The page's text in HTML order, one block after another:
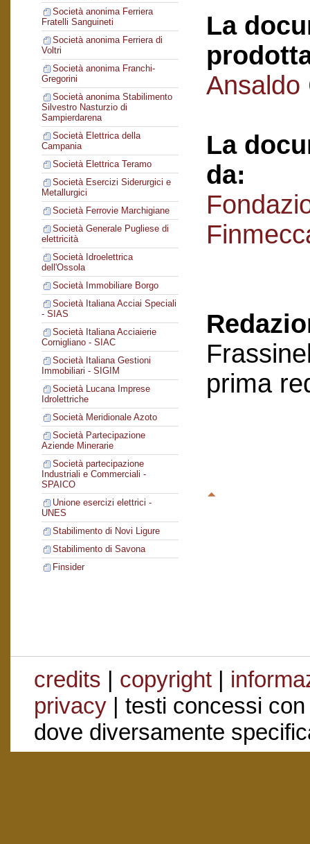
Società anonima Ferriera
Fratelli Sanguineti
Società anonima Ferriera di
Voltri
Società anonima Franchi-
Gregorini
Società anonima Stabilimento
Silvestro Nasturzio di
Sampierdarena
Società Elettrica della
Campania
Società Elettrica Teramo
Società Esercizi Siderurgici e
Metallurgici
Società Ferrovie Marchigiane
Società Generale Pugliese di
elettricità
Società Idroelettrica
dell'Ossola
Società Immobiliare Borgo
Società Italiana Acciai Speciali
- SIAS
Società Italiana Acciaierie
Cornigliano - SIAC
Società Italiana Gestioni
Immobiliari - SIGIM
Società Lucana Imprese
Idrolettriche
Società Meridionale Azoto
Società Partecipazione
Aziende Minerarie
Società partecipazione
Industriali e Commerciali -
SPAICO
Unione esercizi elettrici -
UNES
Stabilimento di Novi Ligure
Stabilimento di Savona
Finsider
La
Ansaldo
La
da:
prima
credits | copyright|
privacy| testi concessi
dove diversamente